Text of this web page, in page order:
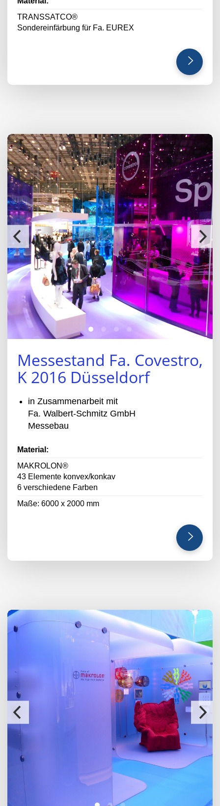
TRANSSATCO®
Sondereinfärbung für Fa. EUREX
Messestand Fa. Covestro,
K 2016 Düsseldorf
in Zusammenarbeit mit
Fa. Walbert-Schmitz GmbH
Messebau
Material:
MAKROLON®
43 Elemente konvex/konkav
6 verschiedene Farben
Maße: 6000 x 2000 mm